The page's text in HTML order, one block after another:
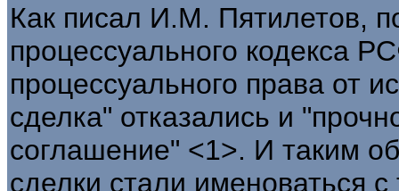
Как писал И.М. Пятилетов,
процессуального кодекса
процессуального права от
сделка" отказались и
соглашение" <1>. И таким
сделки стали именоваться